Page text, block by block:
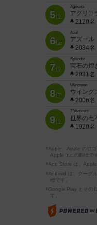
5位
Agricola
アグリコ
2120名
6位
Azul
アズール
2034名
7位
Splendor
宝石の煌
2031名
8位
Wingspan
ウイング
2006名
9位
7 Wonders
世界の七
1920名
※Apple、Apple のロ
Apple Inc.の商標で
※App Store は、Apple
※Android は、グーグ
標です。
※Google Play とその
す。